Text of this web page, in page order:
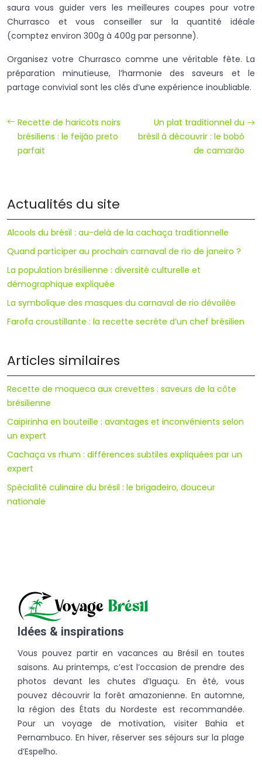
saura vous guider vers les meilleures coupes pour votre
Churrasco et vous conseiller sur la quantité idéale
(comptez environ 300g à 400g par personne).
Organisez votre Churrasco comme une véritable fête. La
préparation minutieuse, l’harmonie des saveurs et le
partage convivial sont les clés d’une expérience inoubliable.
Recette de haricots noirs
brésiliens : le feijão preto
parfait
Un plat traditionnel du
brésil à découvrir : le bobó
de camarão
Actualités du site
Alcools du brésil : au-delà de la cachaça traditionnelle
Quand participer au prochain carnaval de rio de janeiro ?
La population brésilienne : diversité culturelle et
démographique expliquée
La symbolique des masques du carnaval de rio dévoilée
Farofa croustillante : la recette secrète d’un chef brésilien
Articles similaires
Recette de moqueca aux crevettes : saveurs de la côte
brésilienne
Caipirinha en bouteille : avantages et inconvénients selon
un expert
Cachaça vs rhum : différences subtiles expliquées par un
expert
Spécialité culinaire du brésil : le brigadeiro, douceur
nationale
Idées & inspirations
Vous pouvez partir en vacances au Brésil en toutes
saisons. Au printemps, c’est l’occasion de prendre des
photos devant les chutes d’Iguaçu. En été, vous
pouvez découvrir la forêt amazonienne. En automne,
la région des États du Nordeste est recommandée.
Pour un voyage de motivation, visiter Bahia et
Pernambuco. En hiver, réserver ses séjours sur la plage
d’Espelho.